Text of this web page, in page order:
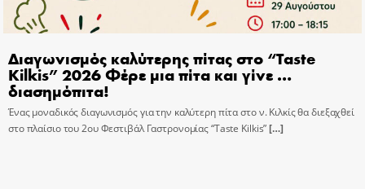
Διαγωνισμός καλύτερης πίτας στο “Taste
Kilkis” 2026 Φέρε μια πίτα και γίνε …
διασημόπιτα!
Ένας μοναδικός διαγωνισμός για την καλύτερη πίτα στο ν. Κιλκίς θα διεξαχθεί
στο πλαίσιο του 2ου Φεστιβάλ Γαστρονομίας “Taste Kilkis”[…]